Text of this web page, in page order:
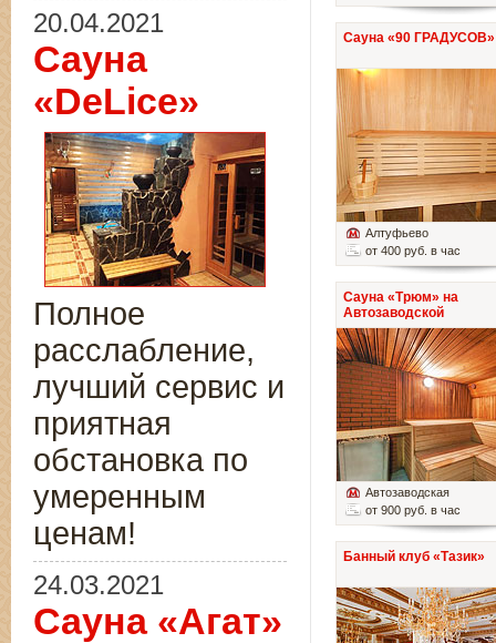
Сауна «90 ГРАДУСОВ»
Алтуфьево
от 400 руб. в час
Сауна «Трюм» на
Автозаводской
Автозаводская
от 900 руб. в час
Банный клуб «Тазик»
20.04.2021
Сауна
«DeLice»
Полное
расслабление,
лучший сервис и
приятная
обстановка по
умеренным
ценам!
24.03.2021
Сауна «Агат»